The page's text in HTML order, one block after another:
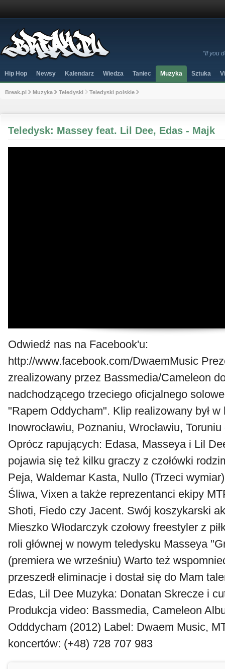
"If you
Hip Hop Newsy Kalendarz Wiedza Taniec Muzyka Sztuka
Break.pl Muzyka Teledyski Teledyski polskie
Teledysk: Massey feat. Lil Dee, Edas - Majk
Odwiedź nas na Facebook'u:
http://www.facebook.com/DwaemMusic
zrealizowany przez Bassmedia/Cameleon
nadchodzącego trzeciego oficjalnego
"Rapem Oddycham". Klip realizowany był
Inowrocławiu, Poznaniu, Wrocławiu,
Oprócz rapujących: Edasa, Masseya i Lil
pojawia się też kilku graczy z czołówki
Peja, Waldemar Kasta, Nullo (Trzeci
Śliwa, Vixen a także reprezentanci ekipy
Shoti, Fiedo czy Jacent. Swój koszykarski
Mieszko Włodarczyk czołowy freestyler z
roli głównej w nowym teledysku Masseya
(premiera we wrześniu) Warto też
przeszedł eliminacje i dostał się do Mam
Edas, Lil Dee Muzyka: Donatan Skrecze i
Produkcja video: Bassmedia, Cameleon
Odddycham (2012) Label: Dwaem Music,
koncertów: (+48) 728 707 983